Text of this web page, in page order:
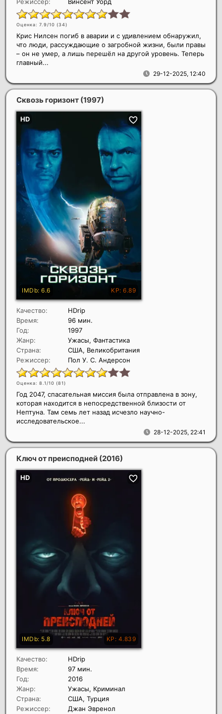
Режиссер:
Винсент Уорд
Оценка: 7.9/10 (34)
29-12-2025, 12:40
Крис Нилсен погиб в аварии и с удивлением обнаружил,
что люди, рассуждающие о загробной жизни, были правы
– он не умер, а лишь перешёл на другой уровень. Теперь
главный...
Сквозь горизонт (1997)
Качество:
HDrip
Время:
96 мин.
Год:
1997
Жанр:
Ужасы, Фантастика
Страна:
США, Великобритания
Режиссер:
Пол У. С. Андерсон
Оценка: 8.1/10 (81)
28-12-2025, 22:41
Год 2047, спасательная миссия была отправлена в зону,
которая находится в непосредственной близости от
Нептуна. Там семь лет назад исчезло научно-
исследовательское...
Ключ от преисподней (2016)
Качество:
HDrip
Время:
97 мин.
Год:
2016
Жанр:
Ужасы, Криминал
Страна:
США, Турция
Режиссер:
Джан Эвренол